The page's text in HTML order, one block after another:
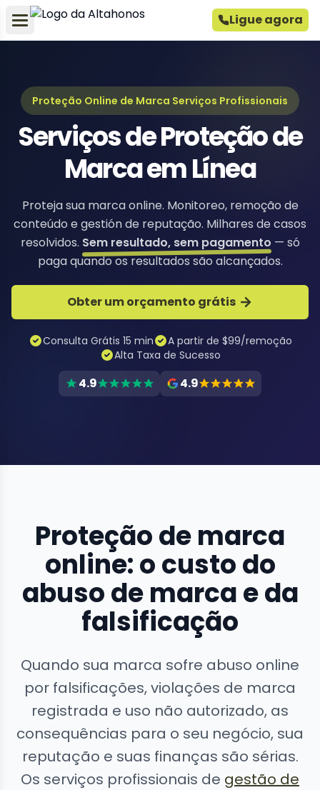
Ligue agora
Proteção Online de Marca Serviços Profissionais
Serviços de Proteção de
Marca em Línea
Proteja sua marca online. Monitoreo, remoção de
conteúdo e gestión de reputação. Milhares de casos
resolvidos. Sem resultado, sem pagamento — só
paga quando os resultados são alcançados.
Obter um orçamento grátis
Consulta Grátis 15 min
A partir de $99/remoção
Alta Taxa de Sucesso
4.9 4.9
Proteção de marca
online: o custo do
abuso de marca e da
falsificação
Quando sua marca sofre abuso online
por falsificações, violações de marca
registrada e uso não autorizado, as
consequências para o seu negócio, sua
reputação e suas finanças são sérias.
Os serviços profissionais de gestão de